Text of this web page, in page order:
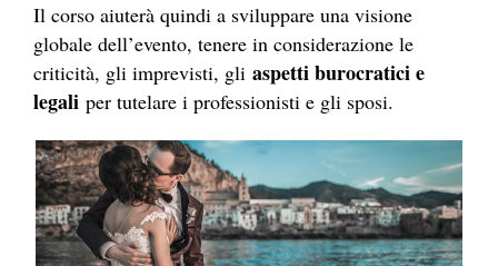
Il corso aiuterà quindi a sviluppare una visione
globale dell’evento, tenere in considerazione le
criticità, gli imprevisti, gli aspetti burocratici e
legali per tutelare i professionisti e gli sposi.